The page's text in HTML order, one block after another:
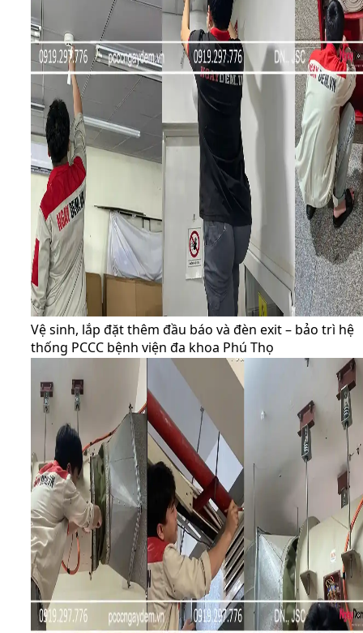
Vệ sinh, lắp đặt thêm đầu báo và đèn exit – bảo trì hệ
thống PCCC bệnh viện đa khoa Phú Thọ